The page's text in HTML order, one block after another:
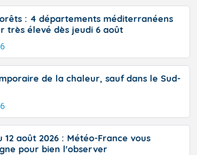
: 4 départements méditerranéens
très élevé dès jeudi 6 août
de la chaleur, sauf dans le Sud-
12 août 2026 : Météo-France vous
pour bien l'observer